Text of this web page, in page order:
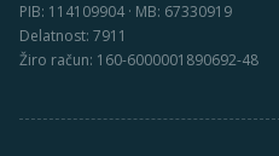
PIB: 114109904 · MB: 67330919
Delatnost: 7911
Žiro račun: 160-6000001890692-48